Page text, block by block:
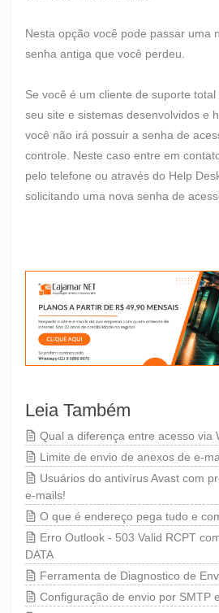
Nesta opção você pode passar uma
senha antiga que você perdeu.
Se você é um cliente de suporte
seu site e sistemas desenvolvidos e
você não irá possuir a senha de
controle. Neste caso entre em
pelo telefone ou através do Help
solicitando uma nova senha de
Leia Também
Qual a diferença entre acesso via
Limite de envio de anexos de e-
Usuários do antivírus Avast com
e-mails!
O que é endereço pega tudo e
Erro Outlook - 503 Valid RCPT
DATA
Ferramenta de Diagnostico de
Configuração de envio por SMTP